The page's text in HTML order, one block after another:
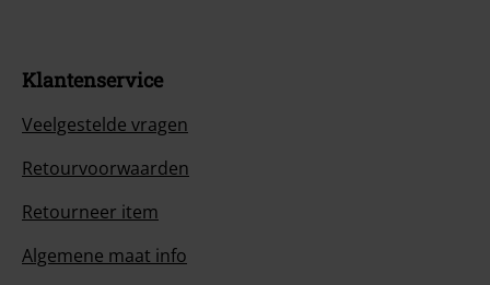
Klantenservice
Veelgestelde vragen
Retourvoorwaarden
Retourneer item
Algemene maat info